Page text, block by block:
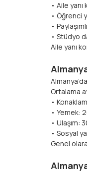
• Aile
• Öğrenci
•
• Stüdyo
Aile yanı
Ortalama
•
• Yemek:
• Ulaşım:
• Sosyal
Genel